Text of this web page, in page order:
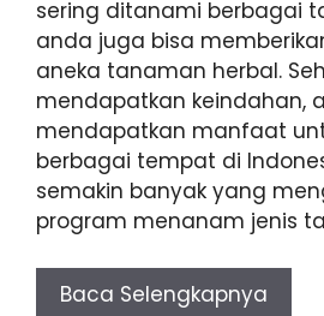
sering ditanami berbagai
anda juga bisa
aneka tanaman herbal.
mendapatkan keindahan,
mendapatkan manfaat
berbagai tempat di
semakin banyak yang
program menanam jenis
Baca Selengkapnya